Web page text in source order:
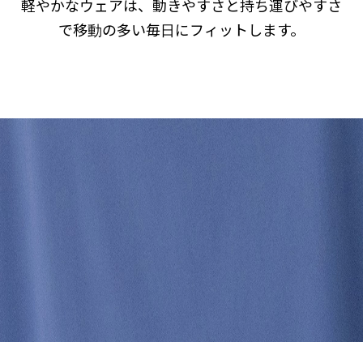
軽やかなウェアは、動きやすさと持ち運びやすさ
で移動の多い毎日にフィットします。